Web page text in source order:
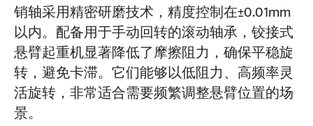
销轴采用精密研磨技术，精度控制在±0.01mm
以内。配备用于手动回转的滚动轴承，铰接式
悬臂起重机显著降低了摩擦阻力，确保平稳旋
转，避免卡滞。它们能够以低阻力、高频率灵
活旋转，非常适合需要频繁调整悬臂位置的场
景。